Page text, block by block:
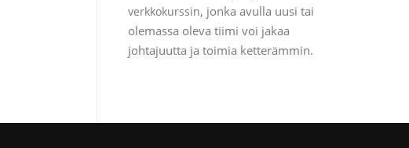
verkkokurssin, jonka avulla uusi tai
olemassa oleva tiimi voi jakaa
johtajuutta ja toimia ketterämmin.